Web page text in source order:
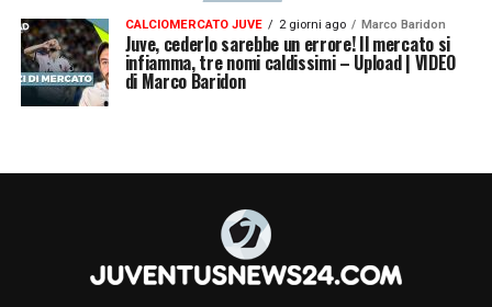
CALCIOMERCATO JUVE 2 giorni ago Marco Baridon
Juve, cederlo sarebbe un errore! Il mercato si
infiamma, tre nomi caldissimi – Upload | VIDEO
di Marco Baridon